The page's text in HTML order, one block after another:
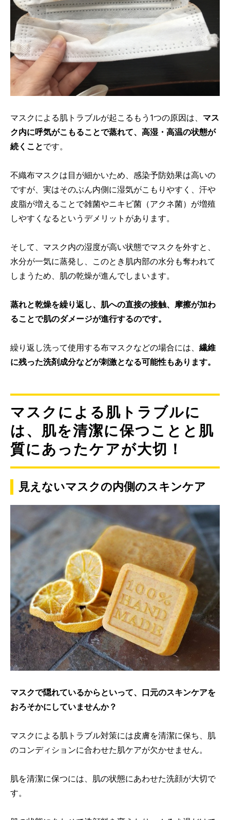
マスクによる肌トラブルが起こるもう1つの原因は、 マス
ク内に呼気がこもることで蒸れて、高湿・高温の状態が
続くことです。
不織布マスクは目が細かいため、感染予防効果は高いの
ですが、実はそのぶん内側に湿気がこもりやすく、汗や
皮脂が増えることで雑菌やニキビ菌（アクネ菌）が増殖
しやすくなるというデメリットがあります。
そして、マスク内の湿度が高い状態でマスクを外すと、
水分が一気に蒸発し、このとき肌内部の水分も奪われて
しまうため、肌の乾燥が進んでしまいます。
蒸れと乾燥を繰り返し、肌への直接の接触、摩擦が加わ
ることで肌のダメージが進行するのです。
繰り返し洗って使用する布マスクなどの場合には、 繊維
に残った洗剤成分などが刺激となる可能性もあります。
マスクによる肌トラブルに
は、肌を清潔に保つことと肌
質にあったケアが大切！
見えないマスクの内側のスキンケア
マスクで隠れているからといって、口元のスキンケアを
おろそかにしていませんか？
マスクによる肌トラブル対策には皮膚を清潔に保ち、肌
のコンディションに合わせた肌ケアが欠かせません。
肌を清潔に保つには、肌の状態にあわせた洗顔が大切で
す。